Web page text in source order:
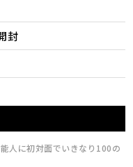
封
人に初対面でいきなり100の